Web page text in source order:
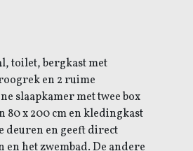
toilet, bergkast met
en 2 ruime
slaapkamer met twee box
80 x 200 cm en kledingkast
deuren en geeft direct
en het zwembad. De andere